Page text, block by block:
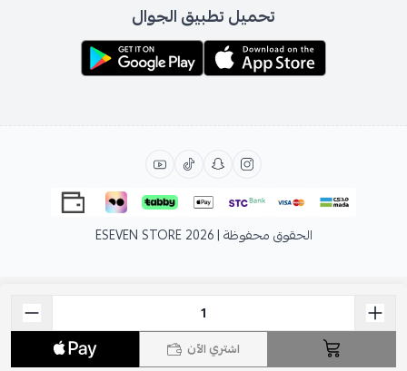
اشتري الآن
تحميل تطبيق الجوال
الحقوق محفوظة | 2026 ESEVEN STORE